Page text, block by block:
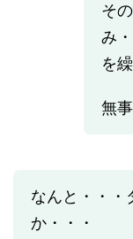
そ
み
を
無
なんと・・・
か・・・